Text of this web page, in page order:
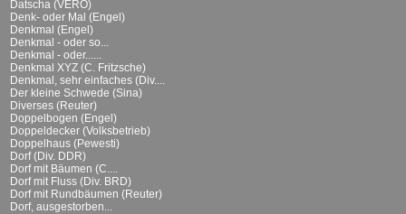
Datscha (VERO)
Denk- oder Mal (Engel)
Denkmal (Engel)
Denkmal - oder so...
Denkmal - oder......
Denkmal XYZ (C. Fritzsche)
Denkmal, sehr einfaches (Div....
Der kleine Schwede (Sina)
Diverses (Reuter)
Doppelbogen (Engel)
Doppeldecker (Volksbetrieb)
Doppelhaus (Pewesti)
Dorf (Div. DDR)
Dorf mit Bäumen (C....
Dorf mit Fluss (Div. BRD)
Dorf mit Rundbäumen (Reuter)
Dorf, ausgestorben...